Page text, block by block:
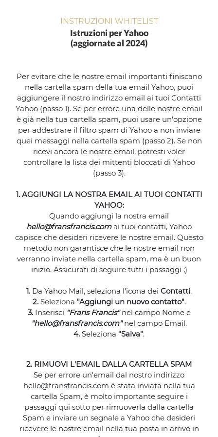
INSTRUZIONI WHITELIST
Istruzioni per Yahoo
(aggiornate al 2024)
Per evitare che le nostre email importanti finiscano
nella cartella spam della tua email Yahoo, puoi
aggiungere il nostro indirizzo email ai tuoi Contatti
Yahoo (passo 1). Se per errore una delle nostre email
è già nella tua cartella spam, puoi usare un'opzione
per addestrare il filtro spam di Yahoo a non inviare
quei messaggi nella cartella spam (passo 2). Se non
ricevi ancora le nostre email, potresti voler
controllare la lista dei mittenti bloccati di Yahoo
(passo 3).
1. AGGIUNGI LA NOSTRA EMAIL AI TUOI CONTATTI
YAHOO:
Quando aggiungi la nostra email
hello@fransfrancis.comai tuoi contatti, Yahoo
capisce che desideri ricevere le nostre email. Questo
metodo non garantisce che le nostre email non
verranno inviate nella cartella spam, ma è un buon
inizio. Assicurati di seguire tutti i passaggi ;)
1. Da Yahoo Mail, seleziona l'icona dei Contatti.
2.Seleziona "Aggiungi un nuovo contatto".
3.Inserisci "Frans Francis"nel campo Nome e
"hello@fransfrancis.com"nel campo Email.
4. Seleziona "Salva".
2. RIMUOVI L'EMAIL DALLA CARTELLA SPAM
Se per errore un'email dal nostro indirizzo
hello@fransfrancis.com è stata inviata nella tua
cartella Spam, è molto importante seguire i
passaggi qui sotto per rimuoverla dalla cartella
Spam e inviare un segnale a Yahoo che desideri
ricevere le nostre email nella tua posta in arrivo in